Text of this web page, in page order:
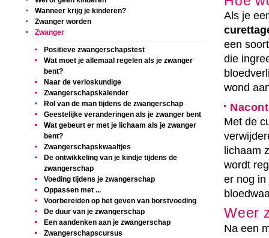
Wanneer krijg je kinderen?
Zwanger worden
Zwanger
Positieve zwangerschapstest
Wat moet je allemaal regelen als je zwanger
bent?
Naar de verloskundige
Zwangerschapskalender
Rol van de man tijdens de zwangerschap
Geestelijke veranderingen als je zwanger bent
Wat gebeurt er met je lichaam als je zwanger
bent?
Zwangerschapskwaaltjes
De ontwikkeling van je kindje tijdens de
zwangerschap
Voeding tijdens je zwangerschap
Oppassen met ...
Voorbereiden op het geven van borstvoeding
De duur van je zwangerschap
Een aandenken aan je zwangerschap
Zwangerschapscursus
Als je
een
die
wond
Met de
lichaam
wordt
er nog in
Weer
Na een